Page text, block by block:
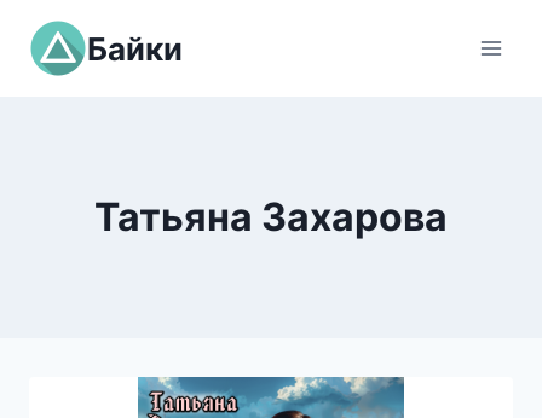
Перейти
содержимому
Байки
Татьяна Захарова